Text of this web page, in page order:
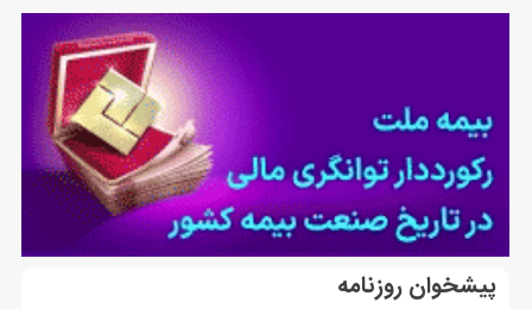
پیشخوان روزنامه